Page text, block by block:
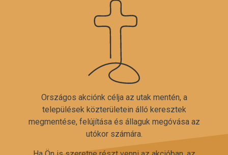
Országos akciónk célja az utak mentén, a
települések közterületein álló keresztek
megmentése, felújítása és állaguk megóvása az
utókor számára.